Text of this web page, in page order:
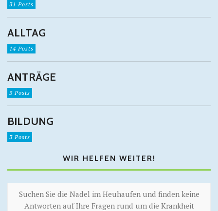
31 Posts
ALLTAG
14 Posts
ANTRÄGE
3 Posts
BILDUNG
3 Posts
WIR HELFEN WEITER!
Suchen Sie die Nadel im Heuhaufen und finden keine
Antworten auf Ihre Fragen rund um die Krankheit